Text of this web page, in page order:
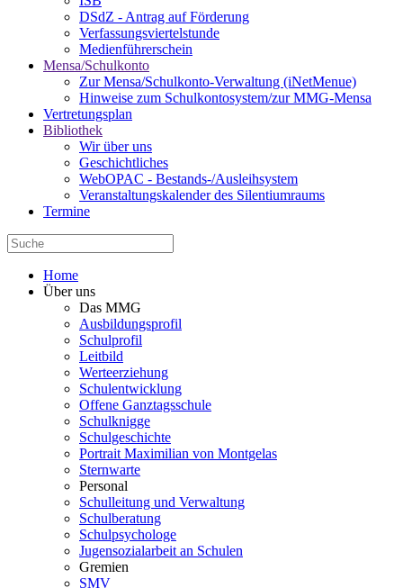
DSdZ - Antrag auf Förderung
Verfassungsviertelstunde
Medienführerschein
Mensa/Schulkonto
Zur Mensa/Schulkonto-Verwaltung (iNetMenue)
Hinweise zum Schulkontosystem/zur MMG-Mensa
Vertretungsplan
Bibliothek
Wir über uns
Geschichtliches
WebOPAC - Bestands-/Ausleihsystem
Veranstaltungskalender des Silentiumraums
Termine
Home
Über uns
Das MMG
Ausbildungsprofil
Schulprofil
Leitbild
Werteerziehung
Schulentwicklung
Offene Ganztagsschule
Schulknigge
Schulgeschichte
Portrait Maximilian von Montgelas
Sternwarte
Personal
Schulleitung und Verwaltung
Schulberatung
Schulpsychologe
Jugensozialarbeit an Schulen
Gremien
SMV